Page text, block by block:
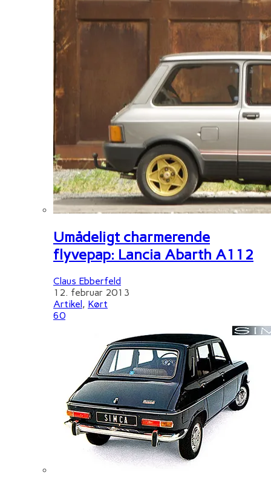
Umådeligt charmerende
flyvepap: Lancia Abarth A112
Claus Ebberfeld
12. februar 2013
Artikel, Kørt
60